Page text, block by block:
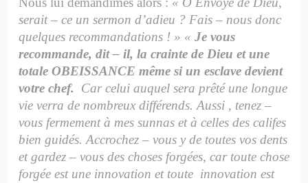
serait – ce un sermon d’adieu ? Fais – nous donc
quelques recommandations ! » « Je vous
recommande, dit – il, la crainte de Dieu et une
totale OBEISSANCE même si un esclave devient
votre chef.
Car celui auquel sera prêté une longue
vie verra de nombreux différends. Aussi , tenez –
vous fermement à mes sunnas et à celles des califes
bien guidés. Accrochez – vous y de toutes vos dents
et gardez – vous des choses forgées, car toute chose
forgée est une innovation et toute innovation est